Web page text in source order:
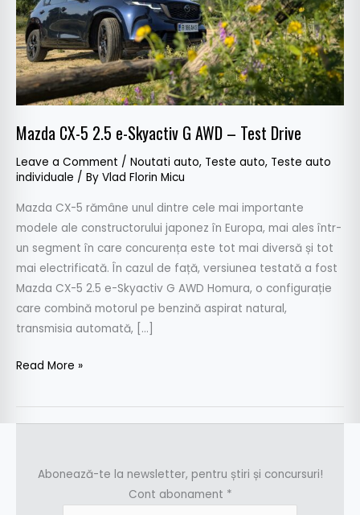
Mazda CX-5 2.5 e-Skyactiv G AWD – Test Drive
Leave a Comment / Noutati auto, Teste auto, Teste auto
individuale / By Vlad Florin Micu
Mazda CX-5 rămâne unul dintre cele mai importante
modele ale constructorului japonez în Europa, mai ales într-
un segment în care concurența este tot mai diversă și tot
mai electrificată. În cazul de față, versiunea testată a fost
Mazda CX-5 2.5 e-Skyactiv G AWD Homura, o configurație
care combină motorul pe benzină aspirat natural,
transmisia automată, […]
AWD
–
Test
Drive
Read More »
Abonează-te la newsletter, pentru știri și concursuri!
Cont abonament *